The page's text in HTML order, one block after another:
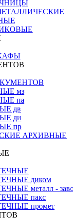
мз
па
дв
ди
пр
АРХИВНЫЕ
диком
металл -
пакс
промет